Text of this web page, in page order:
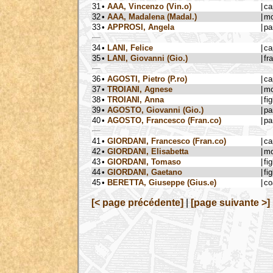
31 • AAA, Vincenzo (Vin.o)
32• AAA, Madalena (Madal.)
33• APPROSI, Angela
34• LANI, Felice
35• LANI, Giovanni (Gio.)
36• AGOSTI, Pietro (P.ro)
37• TROIANI, Agnese
38• TROIANI, Anna
39• AGOSTO, Giovanni (Gio.)
40• AGOSTO, Francesco (Fran.co)
41 • GIORDANI, Francesco (Fran.co)
42• GIORDANI, Elisabetta
43• GIORDANI, Tomaso
44• GIORDANI, Gaetano
45• BERETTA, Giuseppe (Gius.e)
[< page précédente] [page suivante >]